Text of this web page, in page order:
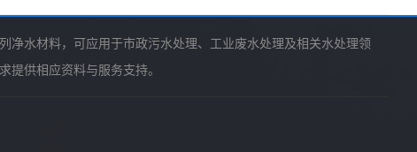
净水材料，可应用于市政污水处理、工业废水处理及相关水处理领
供相应资料与服务支持。